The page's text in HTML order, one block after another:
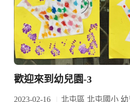
歡迎來到幼兒園-3
2023-02-16 北屯區 北屯國小